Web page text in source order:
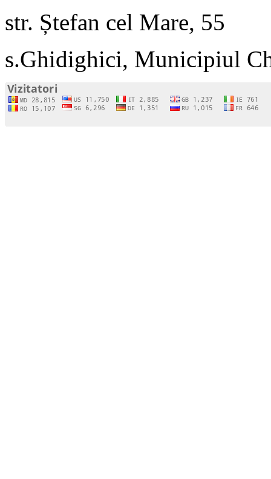
str. Ștefan cel Mare, 55
s.Ghidighici, Municipiul